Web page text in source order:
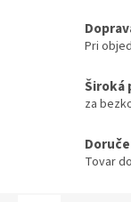
Pri
Široká
za
Tovar